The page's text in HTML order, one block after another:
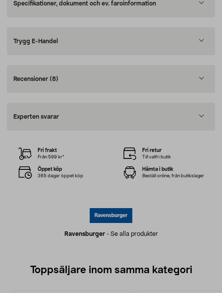
Specifikationer, dokument och ev. faroinformation
Trygg E-Handel
Recensioner (8)
Experten svarar
Ravensburger- Se alla produkter
Fri frakt
Från 599 kr*
Fri retur
Till valfri butik
Öppet köp
365 dagar öppet köp
Hämta i butik
Beställ online, från butikslager
Toppsäljare inom samma kategori